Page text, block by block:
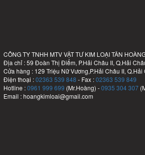
CÔNG TY TNHH MTV VẬT TƯ KIM LOẠI TÂN
Địa chỉ : 59 Đoàn Thị Điểm, P.Hải Châu II, Q.Hải
Cửa hàng : 129 Triệu Nữ Vương,P.Hải Châu II,
Điện thoại :02363 539 848 - Fax :02363 539 849
Hotline :0961 999 699 (Mr.Hoàng) -0935 304 307
Email : hoangkimloai@gmail.com